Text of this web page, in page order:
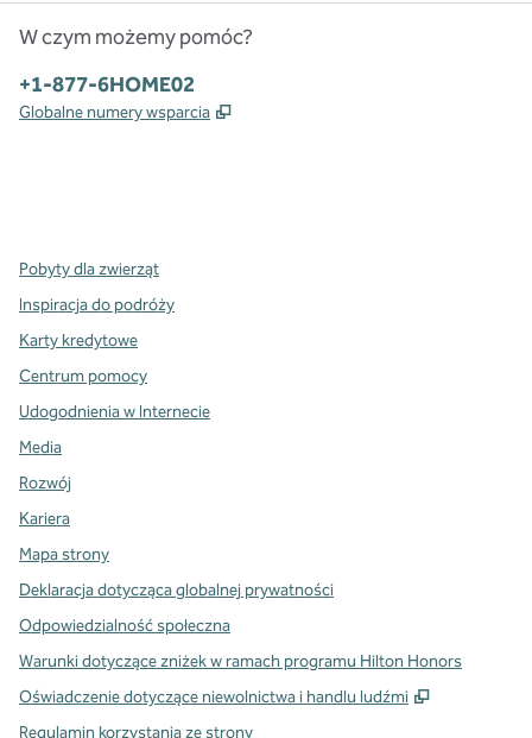
W czym możemy pomóc?
Telefon:
+1-877-6HOME02
Globalne numery wsparcia ,
Pobyty dla zwierząt
Inspiracja do podróży
Karty kredytowe
Centrum pomocy
Udogodnienia w Internecie
Media
Rozwój
Kariera
Mapa strony
Deklaracja dotycząca globalnej prywatności
Odpowiedzialność społeczna
Warunki dotyczące zniżek w ramach programu Hilton Honors
Oświadczenie dotyczące niewolnictwa i handlu ludźmi
,
Regulamin korzystania ze strony